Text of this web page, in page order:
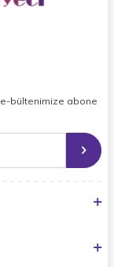
bültenimize abone